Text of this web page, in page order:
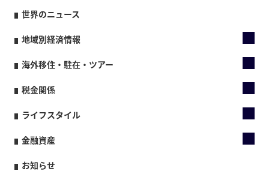
世界のニュース
地域別経済情報
海外移住・駐在・ツアー
税金関係
ライフスタイル
金融資産
お知らせ